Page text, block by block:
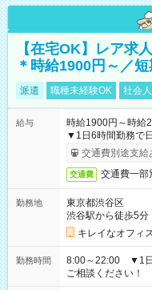
【在宅OK】レア求
＊時給1900円～／
派遣 職種未経験OK 社会
給与
時給1900円～時
▼1日6時間勤務で
交通費別途支給
交通費 交通費一
勤務地
東京都渋谷区
渋谷駅から徒歩5分
キレイなオフィ
勤務時間
8:00～22:00 ▼1日
ご相談ください！